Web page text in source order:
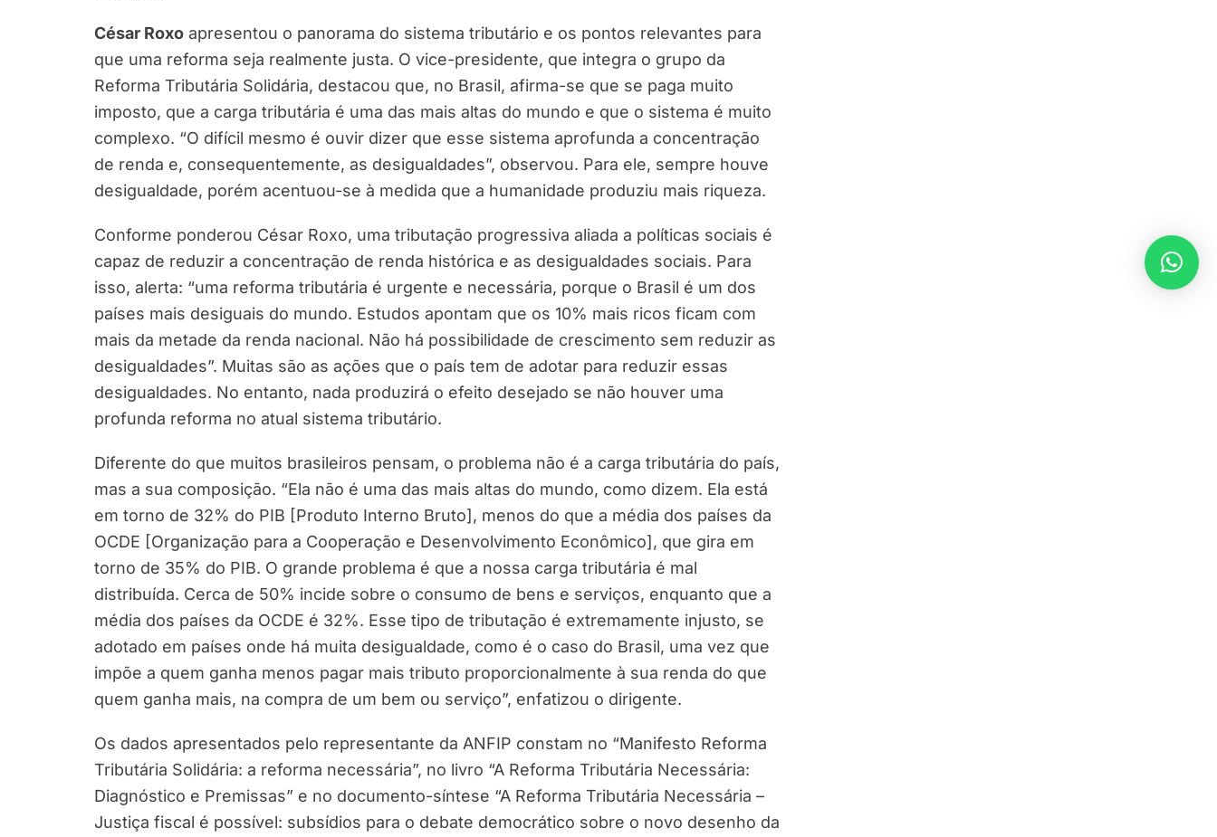
César Roxo apresentou o panorama do sistema tributário e os pontos relevantes para
que uma reforma seja realmente justa. O vice-presidente, que integra o grupo da
Reforma Tributária Solidária, destacou que, no Brasil, afirma-se que se paga muito
imposto, que a carga tributária é uma das mais altas do mundo e que o sistema é muito
complexo. “O difícil mesmo é ouvir dizer que esse sistema aprofunda a concentração
de renda e, consequentemente, as desigualdades”, observou. Para ele, sempre houve
desigualdade, porém acentuou-se à medida que a humanidade produziu mais riqueza.
Conforme ponderou César Roxo, uma tributação progressiva aliada a políticas sociais é
capaz de reduzir a concentração de renda histórica e as desigualdades sociais. Para
isso, alerta: “uma reforma tributária é urgente e necessária, porque o Brasil é um dos
países mais desiguais do mundo. Estudos apontam que os 10% mais ricos ficam com
mais da metade da renda nacional. Não há possibilidade de crescimento sem reduzir as
desigualdades”. Muitas são as ações que o país tem de adotar para reduzir essas
desigualdades. No entanto, nada produzirá o efeito desejado se não houver uma
profunda reforma no atual sistema tributário.
Diferente do que muitos brasileiros pensam, o problema não é a carga tributária do país,
mas a sua composição. “Ela não é uma das mais altas do mundo, como dizem. Ela está
em torno de 32% do PIB [Produto Interno Bruto], menos do que a média dos países da
OCDE [Organização para a Cooperação e Desenvolvimento Econômico], que gira em
torno de 35% do PIB. O grande problema é que a nossa carga tributária é mal
distribuída. Cerca de 50% incide sobre o consumo de bens e serviços, enquanto que a
média dos países da OCDE é 32%. Esse tipo de tributação é extremamente injusto, se
adotado em países onde há muita desigualdade, como é o caso do Brasil, uma vez que
impõe a quem ganha menos pagar mais tributo proporcionalmente à sua renda do que
quem ganha mais, na compra de um bem ou serviço”, enfatizou o dirigente.
Os dados apresentados pelo representante da ANFIP constam no “Manifesto Reforma
Tributária Solidária: a reforma necessária”, no livro “A Reforma Tributária Necessária:
Diagnóstico e Premissas” e no documento-síntese “A Reforma Tributária Necessária –
Justiça fiscal é possível: subsídios para o debate democrático sobre o novo desenho da